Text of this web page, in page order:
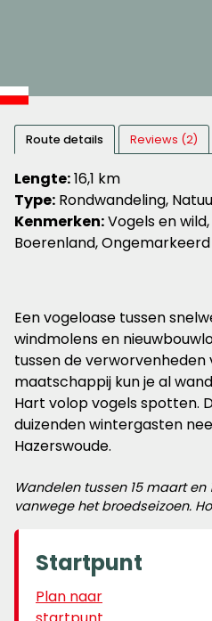
Route details Reviews (2)
Lengte:16,1 km
Type: Rondwandeling,
Kenmerken:Vogels en wild,
Boerenland, Ongemarkeerd
Een vogeloase tussen
windmolens en
tussen de
maatschappij kun je al
Hart volop vogels spotten.
duizenden wintergasten
Hazerswoude.
Wandelen tussen 15 maart
vanwege het broedseizoen.
Startpunt
Plan naar